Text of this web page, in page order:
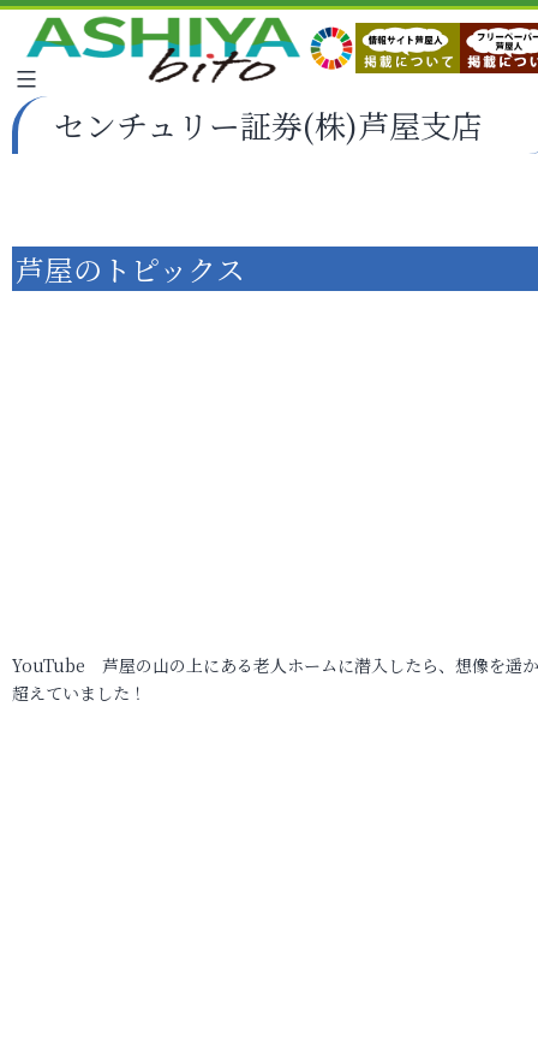
センチュリー証券(株)芦屋支店
芦屋のトピックス
YouTube 芦屋の山の上にある老人ホームに潜入したら、想像を遥
超えていました！